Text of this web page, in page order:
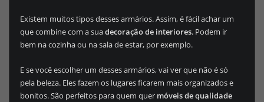
Existem muitos tipos desses armários. Assim, é fácil achar um
que combine com a suadecoração de interiores. Podem ir
bem na cozinha ou na sala de estar, por exemplo.
E se você escolher um desses armários, vai ver que não é só
pela beleza. Eles fazem os lugares ficarem mais organizados e
bonitos. São perfeitos para quem quer móveis de qualidade